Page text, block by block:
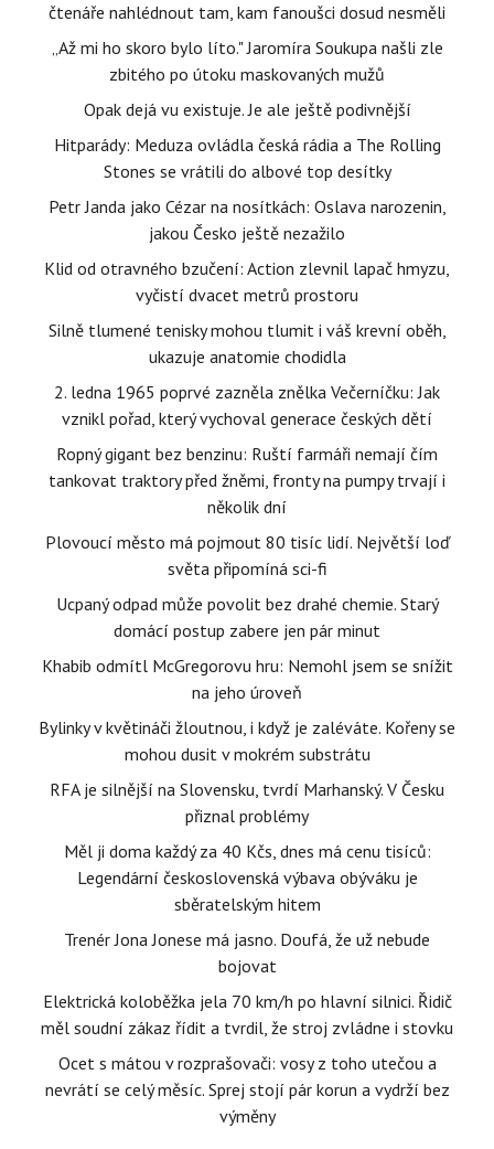
čtenáře nahlédnout tam, kam fanoušci dosud nesměli
„Až mi ho skoro bylo líto." Jaromíra Soukupa našli zle
zbitého po útoku maskovaných mužů
Opak dejá vu existuje. Je ale ještě podivnější
Hitparády: Meduza ovládla česká rádia a The Rolling
Stones se vrátili do albové top desítky
Petr Janda jako Cézar na nosítkách: Oslava narozenin,
jakou Česko ještě nezažilo
Klid od otravného bzučení: Action zlevnil lapač hmyzu,
vyčistí dvacet metrů prostoru
Silně tlumené tenisky mohou tlumit i váš krevní oběh,
ukazuje anatomie chodidla
2. ledna 1965 poprvé zazněla znělka Večerníčku: Jak
vznikl pořad, který vychoval generace českých dětí
Ropný gigant bez benzinu: Ruští farmáři nemají čím
tankovat traktory před žněmi, fronty na pumpy trvají i
několik dní
Plovoucí město má pojmout 80 tisíc lidí. Největší loď
světa připomíná sci-fi
Ucpaný odpad může povolit bez drahé chemie. Starý
domácí postup zabere jen pár minut
Khabib odmítl McGregorovu hru: Nemohl jsem se snížit
na jeho úroveň
Bylinky v květináči žloutnou, i když je zaléváte. Kořeny se
mohou dusit v mokrém substrátu
RFA je silnější na Slovensku, tvrdí Marhanský. V Česku
přiznal problémy
Měl ji doma každý za 40 Kčs, dnes má cenu tisíců:
Legendární československá výbava obýváku je
sběratelským hitem
Trenér Jona Jonese má jasno. Doufá, že už nebude
bojovat
Elektrická koloběžka jela 70 km/h po hlavní silnici. Řidič
měl soudní zákaz řídit a tvrdil, že stroj zvládne i stovku
Ocet s mátou v rozprašovači: vosy z toho utečou a
nevrátí se celý měsíc. Sprej stojí pár korun a vydrží bez
výměny